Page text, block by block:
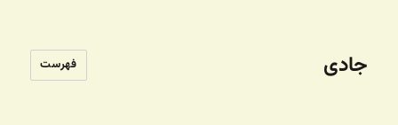
جادی فهرست